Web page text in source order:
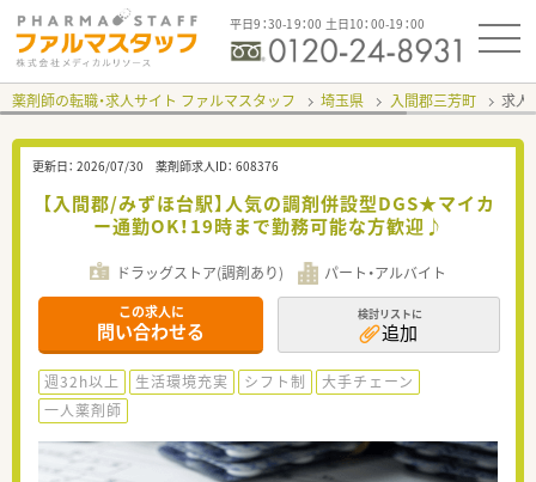
平日9：30-19：00 土日10：00-19：00
薬剤師の転職・求人サイト ファルマスタッフ 埼玉県 入間郡三芳町 求人
更新日： 2026/07/30 薬剤師求人ID： 608376
【入間郡/みずほ台駅】人気の調剤併設型DGS★マイカ
ー通勤OK！19時まで勤務可能な方歓迎♪
ドラッグストア(調剤あり) パート・アルバイト
この求人に
問い合わせる
検討リストに
追加
週32h以上 生活環境充実 シフト制
大手チェーン
一人薬剤師